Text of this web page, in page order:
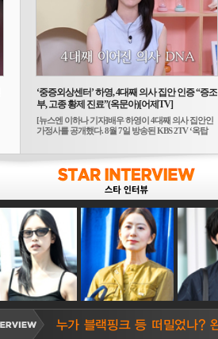
‘중증외상센터’ 하영, 4대째 의사 집안 인증 “증조
부, 고종 황제 진료”(옥문아)[어제TV]
[뉴스엔 이하나 기자]배우 하영이 4대째 의사 집안인
가정사를 공개했다. 8월 7일 방송된 KBS 2TV ‘옥탑